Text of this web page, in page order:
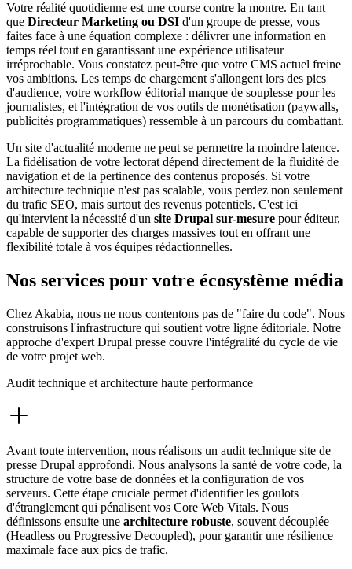
Votre réalité quotidienne est une course contre la montre. En tant
que Directeur Marketing ou DSI d'un groupe de presse, vous
faites face à une équation complexe : délivrer une information en
temps réel tout en garantissant une expérience utilisateur
irréprochable. Vous constatez peut-être que votre CMS actuel freine
vos ambitions. Les temps de chargement s'allongent lors des pics
d'audience, votre workflow éditorial manque de souplesse pour les
journalistes, et l'intégration de vos outils de monétisation (paywalls,
publicités programmatiques) ressemble à un parcours du combattant.
Un site d'actualité moderne ne peut se permettre la moindre latence.
La fidélisation de votre lectorat dépend directement de la fluidité de
navigation et de la pertinence des contenus proposés. Si votre
architecture technique n'est pas scalable, vous perdez non seulement
du trafic SEO, mais surtout des revenus potentiels. C'est ici
qu'intervient la nécessité d'un site Drupal sur-mesure pour éditeur,
capable de supporter des charges massives tout en offrant une
flexibilité totale à vos équipes rédactionnelles.
Nos services pour votre écosystème média
Chez Akabia, nous ne nous contentons pas de "faire du code". Nous
construisons l'infrastructure qui soutient votre ligne éditoriale. Notre
approche d'expert Drupal presse couvre l'intégralité du cycle de vie
de votre projet web.
Audit technique et architecture haute performance
Avant toute intervention, nous réalisons un audit technique site de
presse Drupal approfondi. Nous analysons la santé de votre code, la
structure de votre base de données et la configuration de vos
serveurs. Cette étape cruciale permet d'identifier les goulots
d'étranglement qui pénalisent vos Core Web Vitals. Nous
définissons ensuite une architecture robuste, souvent découplée
(Headless ou Progressive Decoupled), pour garantir une résilience
maximale face aux pics de trafic.